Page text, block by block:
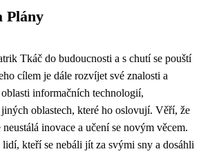
Plány
Tkáč do budoucnosti a s chutí se pouští
cílem je dále rozvíjet své znalosti a
informačních technologií,
oblastech, které ho oslovují. Věří, že
inovace a učení se novým věcem.
kteří se nebáli jít za svými sny a dosáhli